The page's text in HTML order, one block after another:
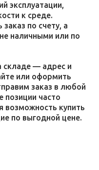
эксплуатации,
к среде.
по счету, а
наличными или по
складе — адрес и
или оформить
заказ в любой
позиции часто
возможность купить
по выгодной цене.